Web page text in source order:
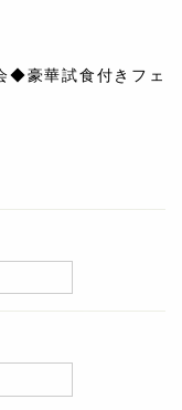
◆豪華試食付きフェ